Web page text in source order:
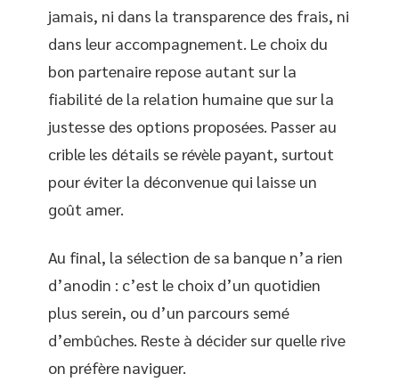
jamais, ni dans la transparence des frais, ni
dans leur accompagnement. Le choix du
bon partenaire repose autant sur la
fiabilité de la relation humaine que sur la
justesse des options proposées. Passer au
crible les détails se révèle payant, surtout
pour éviter la déconvenue qui laisse un
goût amer.
Au final, la sélection de sa banque n’a rien
d’anodin : c’est le choix d’un quotidien
plus serein, ou d’un parcours semé
d’embûches. Reste à décider sur quelle rive
on préfère naviguer.